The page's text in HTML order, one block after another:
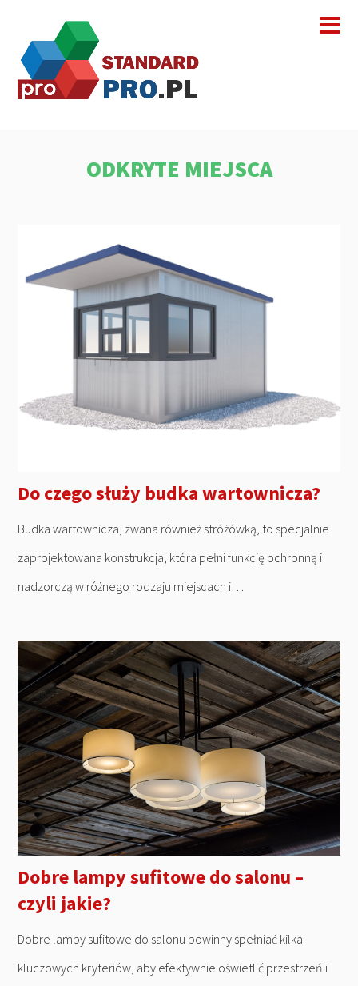
ODKRYTE MIEJSCA
Do czego służy budka wartownicza?
Budka wartownicza, zwana również stróżówką, to specjalnie
zaprojektowana konstrukcja, która pełni funkcję ochronną i
nadzorczą w różnego rodzaju miejscach i…
Dobre lampy sufitowe do salonu –
czyli jakie?
Dobre lampy sufitowe do salonu powinny spełniać kilka
kluczowych kryteriów, aby efektywnie oświetlić przestrzeń i